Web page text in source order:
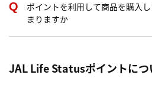
ポイントを利用して商品を購入
まりますか
JAL Life Statusポイントにつ